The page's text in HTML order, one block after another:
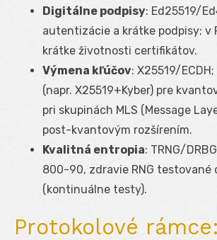
Digitálne podpisy: Ed25519/
autentizácie a krátke podpisy; v
krátke životnosti certifikátov.
Výmena kľúčov: X25519/ECDH;
(napr. X25519+Kyber) pre
pri skupinách MLS (Message
post-kvantovým rozšírením.
Kvalitná entropia: TRNG/
800-90, zdravie RNG testované
(kontinuálne testy).
Protokolové